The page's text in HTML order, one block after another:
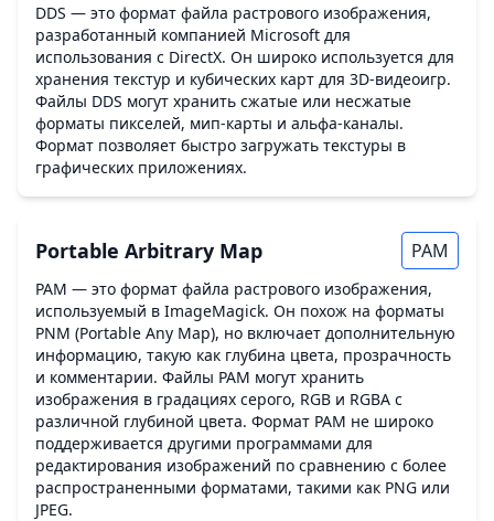
DDS — это формат файла растрового изображения,
разработанный компанией Microsoft для
использования с DirectX. Он широко используется для
хранения текстур и кубических карт для 3D-видеоигр.
Файлы DDS могут хранить сжатые или несжатые
форматы пикселей, мип-карты и альфа-каналы.
Формат позволяет быстро загружать текстуры в
графических приложениях.
Portable Arbitrary Map PAM
PAM — это формат файла растрового изображения,
используемый в ImageMagick. Он похож на форматы
PNM (Portable Any Map), но включает дополнительную
информацию, такую как глубина цвета, прозрачность
и комментарии. Файлы PAM могут хранить
изображения в градациях серого, RGB и RGBA с
различной глубиной цвета. Формат PAM не широко
поддерживается другими программами для
редактирования изображений по сравнению с более
распространенными форматами, такими как PNG или
JPEG.